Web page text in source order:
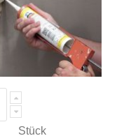
Stück